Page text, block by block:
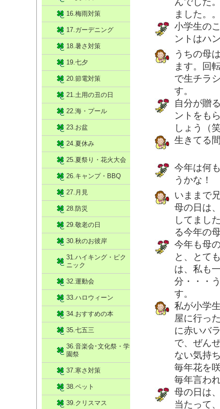
ました。
小学生の
ントはハ
うちの母
ます。回
で生チラ
す。
自分が贈
ントをも
しょう（
生きてる
今年は何
うかな！
いままで
母の日は
してまし
る今年の
今年も母
と、とて
は、私も
分・・・
す。
私が小学
屋に行っ
に赤いバ
で、ぜん
ない気持
毎年花を
毎年言わ
母の日は
当たって
16.梅雨対策
17.ガーデニング
18.暑さ対策
19.七夕
20.節電対策
21.土用の丑の日
22.海・プール
23.お盆
24.夏休み
25.夏祭り・花火大会
26.キャンプ・BBQ
27.月見
28.防災
29.敬老の日
30.秋のお彼岸
31.ハイキング・ピク
ニック
32.運動会
33.ハロウィーン
34.おすすめの本
35.七五三
36.音楽会･文化祭・学
園祭
37.寒さ対策
38.ペット
39.クリスマス